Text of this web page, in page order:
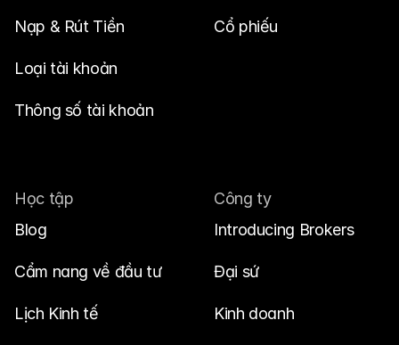
Nạp & Rút Tiền
Loại tài khoản
Thông số tài khoản
Cổ phiếu
Học tập
Blog
Cẩm nang về đầu tư
Lịch Kinh tế
Công ty
Introducing Brokers
Đại sứ
Kinh doanh